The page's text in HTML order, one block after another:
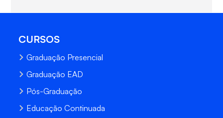
CURSOS
Graduação Presencial
Graduação EAD
Pós-Graduação
Educação Continuada